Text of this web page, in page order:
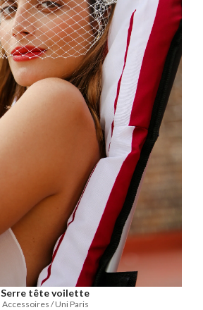
Serre tête voilette
Accessoires / Uni Paris